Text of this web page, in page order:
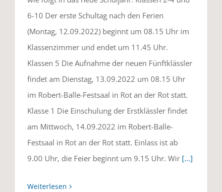
6-10 Der erste Schultag nach den Ferien
(Montag, 12.09.2022) beginnt um 08.15 Uhr im
Klassenzimmer und endet um 11.45 Uhr.
Klassen 5 Die Aufnahme der neuen Fünftklässler
findet am Dienstag, 13.09.2022 um 08.15 Uhr
im Robert-Balle-Festsaal in Rot an der Rot statt.
Klasse 1 Die Einschulung der Erstklässler findet
am Mittwoch, 14.09.2022 im Robert-Balle-
Festsaal in Rot an der Rot statt. Einlass ist ab
9.00 Uhr, die Feier beginnt um 9.15 Uhr. Wir [...]
Weiterlesen